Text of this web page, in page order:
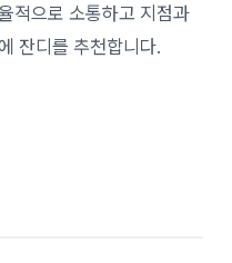
적으로 소통하고 지점과
잔디를 추천합니다.